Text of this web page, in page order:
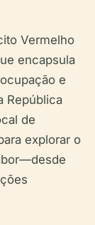
Vermelho
encapsula
e
República
de
explorar o